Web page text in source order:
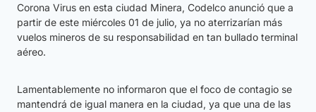
Corona Virus en esta ciudad Minera, Codelco anunció que a
partir de este miércoles 01 de julio, ya no aterrizarían más
vuelos mineros de su responsabilidad en tan bullado terminal
aéreo.
Lamentablemente no informaron que el foco de contagio se
mantendrá de igual manera en la ciudad, ya que una de las